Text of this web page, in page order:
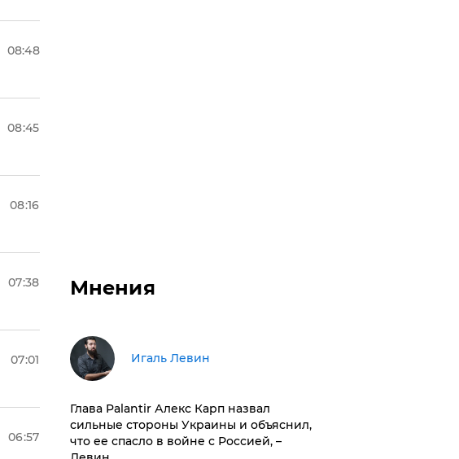
08:48
08:45
08:16
07:38
07:01
06:57
Мнения
Игаль Левин
Глава Palantir Алекс Карп назвал
сильные стороны Украины и объяснил,
что ее спасло в войне с Россией, –